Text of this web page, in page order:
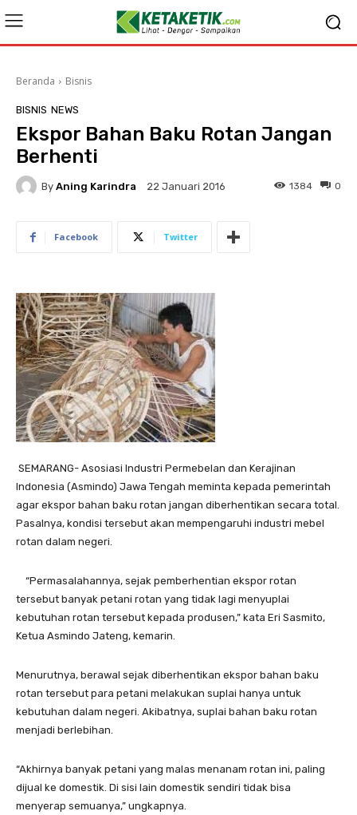
Beranda Bisnis
BISNIS NEWS
Ekspor Bahan Baku Rotan Jangan
Berhenti
By Aning Karindra 22 Januari 2016 0
1384
Facebook Twitter
SEMARANG- Asosiasi Industri Permebelan dan Kerajinan
Indonesia (Asmindo) Jawa Tengah meminta kepada pemerintah
agar ekspor bahan baku rotan jangan diberhentikan secara total.
Pasalnya, kondisi tersebut akan mempengaruhi industri mebel
rotan dalam negeri.
“Permasalahannya, sejak pemberhentian ekspor rotan
tersebut banyak petani rotan yang tidak lagi menyuplai
kebutuhan rotan tersebut kepada produsen,” kata Eri Sasmito,
Ketua Asmindo Jateng, kemarin.
Menurutnya, berawal sejak diberhentikan ekspor bahan baku
rotan tersebut para petani melakukan suplai hanya untuk
kebutuhan dalam negeri. Akibatnya, suplai bahan baku rotan
menjadi berlebihan.
“Akhirnya banyak petani yang malas menanam rotan ini, paling
dijual ke domestik. Di sisi lain domestik sendiri tidak bisa
menyerap semuanya,” ungkapnya.